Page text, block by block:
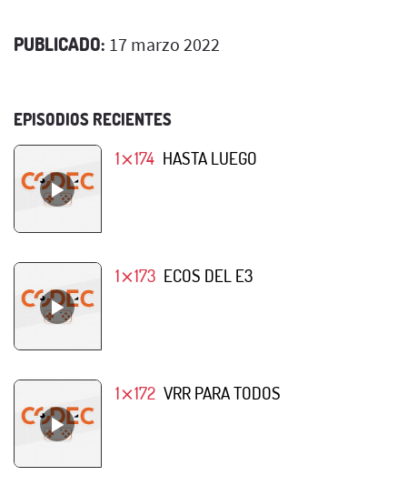
PUBLICADO: 17 marzo 2022
EPISODIOS RECIENTES
1⨯174 HASTA LUEGO
1⨯173 ECOS DEL E3
1⨯172 VRR PARA TODOS